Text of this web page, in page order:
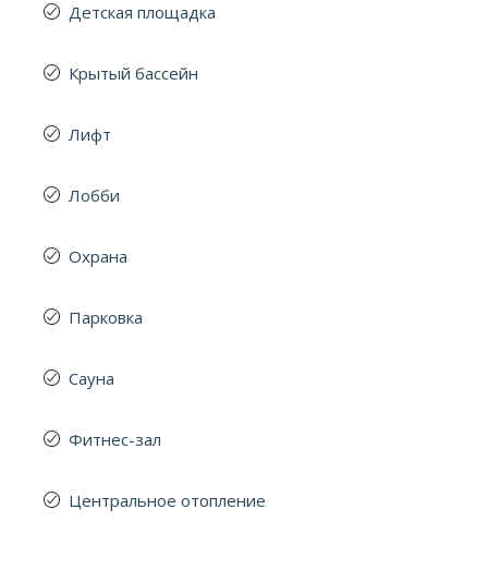
Детская площадка
Крытый бассейн
Лифт
Лобби
Охрана
Парковка
Сауна
Фитнес-зал
Центральное отопление